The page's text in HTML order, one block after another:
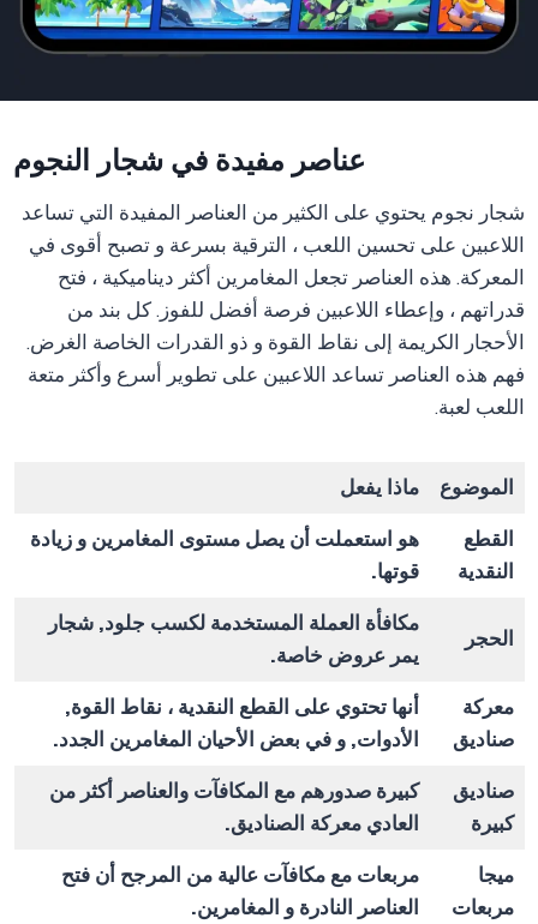
عناصر مفيدة في شجار النجوم
شجار نجوم يحتوي على الكثير من العناصر المفيدة التي تساعد
اللاعبين على تحسين اللعب ، الترقية بسرعة و تصبح أقوى في
المعركة. هذه العناصر تجعل المغامرين أكثر ديناميكية ، فتح
قدراتهم ، وإعطاء اللاعبين فرصة أفضل للفوز. كل بند من
الأحجار الكريمة إلى نقاط القوة و ذو القدرات الخاصة الغرض.
فهم هذه العناصر تساعد اللاعبين على تطوير أسرع وأكثر متعة
اللعب لعبة.
الموضوع
ماذا يفعل
القطع
النقدية
هو استعملت أن يصل مستوى المغامرين و زيادة
قوتها.
الحجر
مكافأة العملة المستخدمة لكسب جلود, شجار
يمر عروض خاصة.
معركة
صناديق
أنها تحتوي على القطع النقدية ، نقاط القوة,
الأدوات, و في بعض الأحيان المغامرين الجدد.
صناديق
كبيرة
كبيرة صدورهم مع المكافآت والعناصر أكثر من
العادي معركة الصناديق.
ميجا
مربعات
مربعات مع مكافآت عالية من المرجح أن فتح
العناصر النادرة و المغامرين.